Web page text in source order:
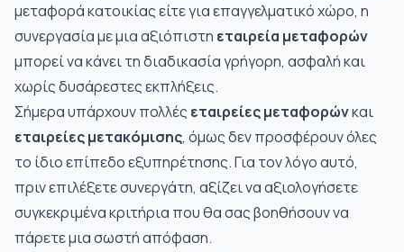
μεταφορά κατοικίας είτε για επαγγελματικό χώρο, η
συνεργασία με μια αξιόπιστη εταιρεία μεταφορών
μπορεί να κάνει τη διαδικασία γρήγορη, ασφαλή και
χωρίς δυσάρεστες εκπλήξεις.
Σήμερα υπάρχουν πολλές εταιρείες μεταφορώνκαι
εταιρείες μετακόμισης, όμως δεν προσφέρουν όλες
το ίδιο επίπεδο εξυπηρέτησης. Για τον λόγο αυτό,
πριν επιλέξετε συνεργάτη, αξίζει να αξιολογήσετε
συγκεκριμένα κριτήρια που θα σας βοηθήσουν να
πάρετε μια σωστή απόφαση.